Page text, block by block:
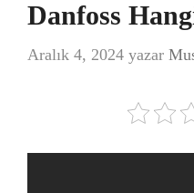
Danfoss
Aralık 4, 2024 yazar